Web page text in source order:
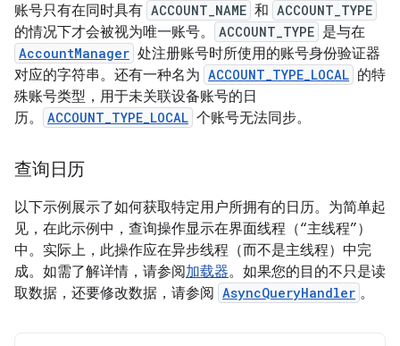
账号只有在同时具有 ACCOUNT_NAME 和 ACCOUNT_TYPE
的情况下才会被视为唯一账号。 ACCOUNT_TYPE 是与在
AccountManager 处注册账号时所使用的账号身份验证器
对应的字符串。还有一种名为 ACCOUNT_TYPE_LOCAL 的特
殊账号类型，用于未关联设备账号的日
历。
ACCOUNT_TYPE_LOCAL 个账号无法同步。
查询日历
以下示例展示了如何获取特定用户所拥有的日历。为简单起
见，在此示例中，查询操作显示在界面线程（“主线程”）
中。实际上，此操作应在异步线程（而不是主线程）中完
成。如需了解详情，请参阅加载器。如果您的目的不只是读
取数据，还要修改数据，请参阅 AsyncQueryHandler 。